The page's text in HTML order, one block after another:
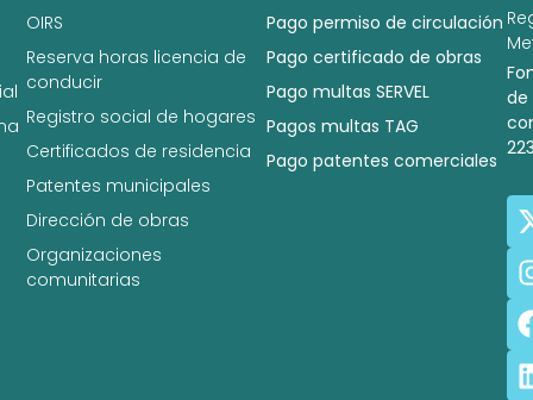
Pago permiso de circulación
Pago certificado de obras
Pago multas SERVEL
Pagos multas TAG
Pago patentes comerciales
OIRS
Reserva horas licencia de
conducir
Registro social de hogares
Certificados de residencia
Patentes municipales
Dirección de obras
Organizaciones
comunitarias
de